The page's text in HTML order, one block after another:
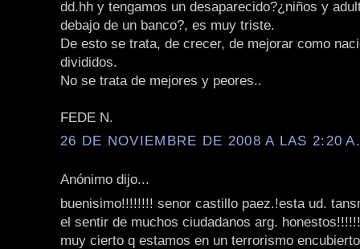
dd.hh y tengamos un desaparecido?¿niños y
debajo de un banco?, es muy triste.
De esto se trata, de crecer, de mejorar como
divididos.
No se trata de mejores y peores..
FEDE N.
26 DE NOVIEMBRE DE 2008 A LAS 2:20
Anónimo dijo...
buenisimo!!!!!!!! senor castillo paez.!esta ud.
el sentir de muchos ciudadanos arg.
muy cierto q estamos en un terrorismo